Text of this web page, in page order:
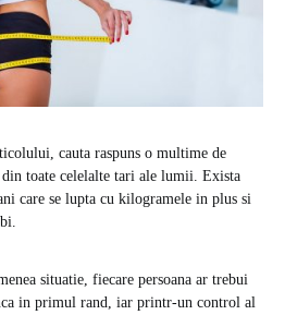
cauta raspuns o multime de
toate celelalte tari ale lumii. Exista
care se lupta cu kilogramele in plus si
situatie, fiecare persoana ar trebui
in primul rand, iar printr-un control al